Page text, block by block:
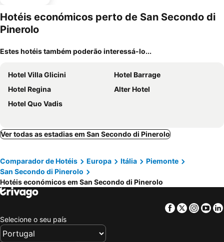
mento
Hotéis económicos perto de San Secondo di
Pinerolo
Estes hotéis também poderão interessá-lo...
Hotel Villa Glicini
Hotel Barrage
Hotel Regina
Alter Hotel
Hotel Quo Vadis
Ver todas as estadias em San Secondo di Pinerolo
Comparador de Hotéis Europa Itália
Piemonte
San Secondo di Pinerolo
Hotéis económicos em San Secondo di Pinerolo
Facebook
Twitter
Selecione o seu país